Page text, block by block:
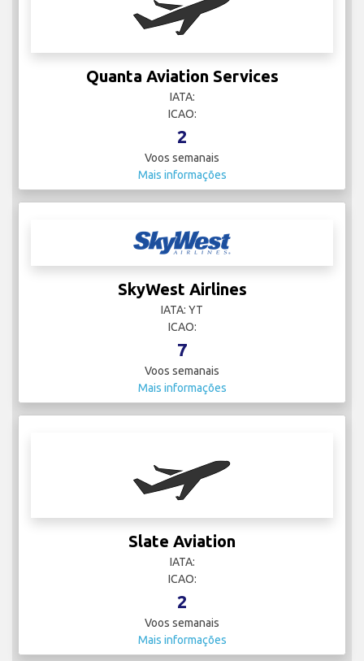
Quanta Aviation Services
IATA:
ICAO:
2
Voos semanais
Mais informações
SkyWest Airlines
IATA: YT
ICAO:
7
Voos semanais
Mais informações
Slate Aviation
IATA:
ICAO:
2
Voos semanais
Mais informações